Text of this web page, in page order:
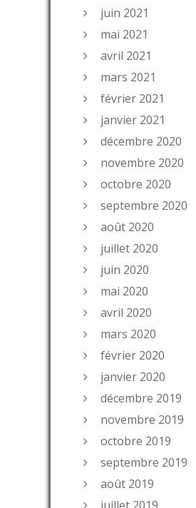
juin 2021
mai 2021
avril 2021
mars 2021
février 2021
janvier 2021
décembre 2020
novembre 2020
octobre 2020
septembre 2020
août 2020
juillet 2020
juin 2020
mai 2020
avril 2020
mars 2020
février 2020
janvier 2020
décembre 2019
novembre 2019
octobre 2019
septembre 2019
août 2019